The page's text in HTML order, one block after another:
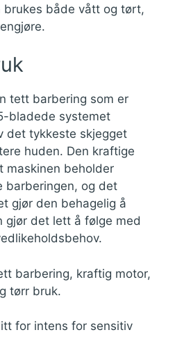
brukes både vått og tørt,
tett barbering som er
bladede systemet
det tykkeste skjegget
huden. Den kraftige
maskinen beholder
barberingen, og det
gjør den behagelig å
gjør det lett å følge med
barbering, kraftig motor,
tørr bruk.
for intens for sensitiv